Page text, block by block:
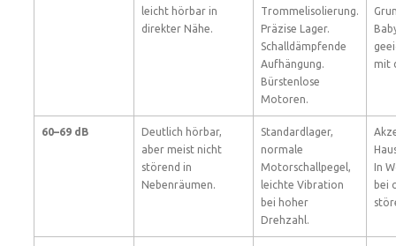
leicht hörbar in
direkter Nähe.
Trommelisolierung.
Präzise Lager.
Schalldämpfende
Aufhängung.
Bürstenlose
Motoren.
mit
60–69 dB
Deutlich hörbar,
aber meist nicht
störend in
Nebenräumen.
Standardlager,
normale
Motorschallpegel,
leichte Vibration
bei hoher
Drehzahl.
In
bei